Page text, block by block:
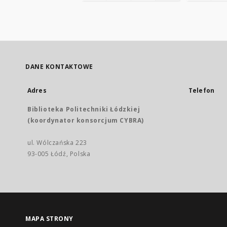
DANE KONTAKTOWE
Adres
Biblioteka Politechniki Łódzkiej
(koordynator konsorcjum CYBRA)
ul. Wólczańska 223
93-005 Łódź, Polska
Telefon
MAPA STRONY